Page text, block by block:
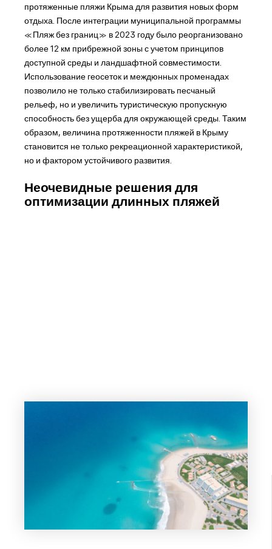
протяженные пляжи Крыма для развития новых форм
отдыха. После интеграции муниципальной программы
«Пляж без границ» в 2023 году было реорганизовано
более 12 км прибрежной зоны с учетом принципов
доступной среды и ландшафтной совместимости.
Использование геосеток и междюнных променадах
позволило не только стабилизировать песчаный
рельеф, но и увеличить туристическую пропускную
способность без ущерба для окружающей среды. Таким
образом, величина протяженности пляжей в Крыму
становится не только рекреационной характеристикой,
но и фактором устойчивого развития.
Неочевидные решения для
оптимизации длинных пляжей